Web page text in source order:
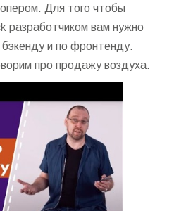
Для того чтобы
разработчиком вам нужно
и по фронтенду.
про продажу воздуха.